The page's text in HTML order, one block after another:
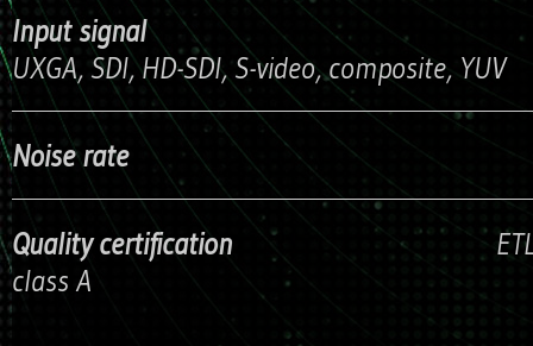
Input signal
UXGA, SDI, HD-SDI, S-video, composite, YUV
Noise rate
Quality certification ETL, CE,
class A